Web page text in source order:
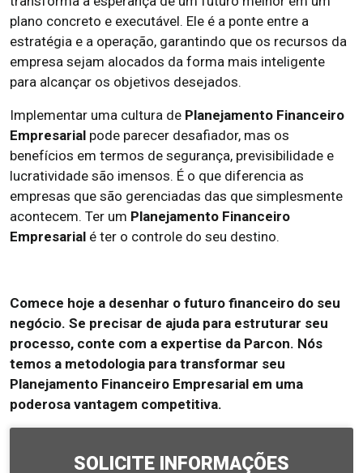
plano concreto e executável. Ele é a ponte entre a
estratégia e a operação, garantindo que os recursos da
empresa sejam alocados da forma mais inteligente
para alcançar os objetivos desejados.
Implementar uma cultura de Planejamento Financeiro
Empresarial pode parecer desafiador, mas os
benefícios em termos de segurança, previsibilidade e
lucratividade são imensos. É o que diferencia as
empresas que são gerenciadas das que simplesmente
acontecem. Ter um Planejamento Financeiro
Empresarial é ter o controle do seu destino.
Comece hoje a desenhar o futuro financeiro do seu
negócio. Se precisar de ajuda para estruturar seu
processo, conte com a expertise da Parcon. Nós
temos a metodologia para transformar seu
Planejamento Financeiro Empresarial em uma
poderosa vantagem competitiva.
SOLICITE INFORMAÇÕES